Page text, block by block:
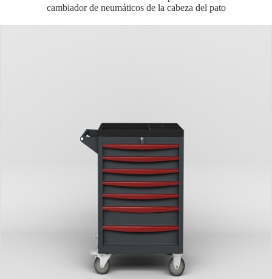
cambiador de neumáticos de la cabeza del pato